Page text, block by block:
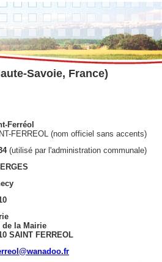
Savoie, France)
Ferréol
FERREOL (nom officiel sans accents)
(utilisé par l'administration communale)
de la Mairie
SAINT FERREOL